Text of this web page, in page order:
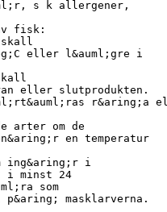
s k allergener,
fisk:
eller l&auml;gre i
eller slutprodukten.
r&aring;a
arter om de
en temperatur
ing&aring;r i
i minst 24
som
masklarverna.